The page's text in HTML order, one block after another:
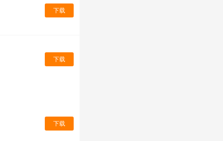
下载
下载
下载